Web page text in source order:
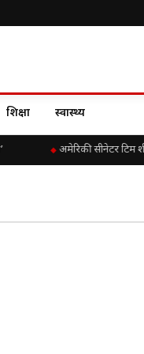
शिक्षा स्वास्थ्य
अमेरिकी सीनेटर टिम